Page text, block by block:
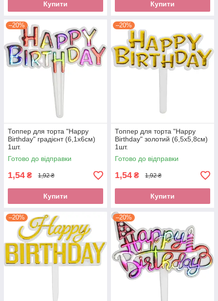
Купити Купити
–20%
Топпер для торта "Happy
Birthday" градієнт (6,1х6см)
1шт.
Готово до відправки
1,54 ₴ 1,92 ₴
Купити
–20%
Топпер для торта "Happy
Birthday" золотий (6,5х5,8см)
1шт.
Готово до відправки
1,54 ₴ 1,92 ₴
Купити
–20% –20%